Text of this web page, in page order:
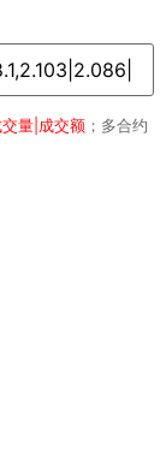
量|成交额 ；多合约